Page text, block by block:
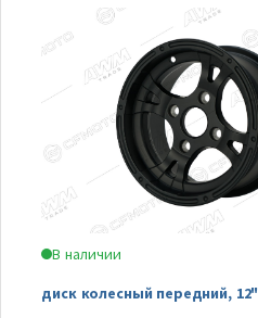
В наличии
диск колесный передний, 12"